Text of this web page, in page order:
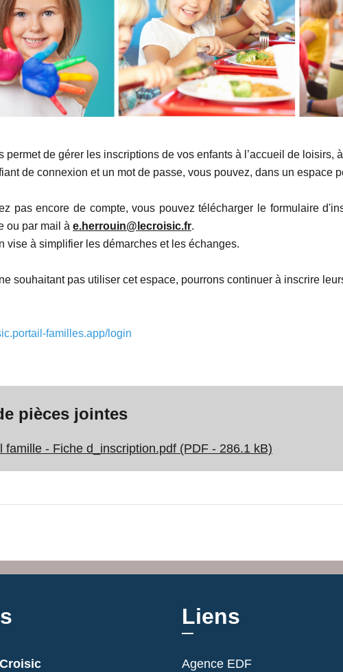
permet de gérer les inscriptions de vos enfants à l’accueil de loisirs,
de connexion et un mot de passe, vous pouvez, dans un espace
pas encore de compte, vous pouvez télécharger le formulaire
ou par mail à e.herrouin@lecroisic.fr.
vise à simplifier les démarches et les échanges.
souhaitant pas utiliser cet espace, pourrons continuer à inscrire
familles.app/login
pièces jointes
famille - Fiche d_inscription.pdf (PDF - 286.1 kB)
Liens
Agence EDF